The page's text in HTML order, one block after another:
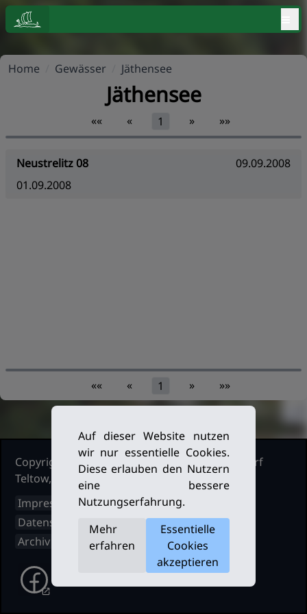
Home Gewässer Jäthensee
Jäthensee
«« « 1 » »»
Neustrelitz 08
09.09.2008
01.09.2008
«« « 1 » »»
Copyright Ruderclub Kleinmachnow Stahnsdorf
Teltow, 2026. Alle Rechte vorbehalten.
Impressum
Datenschutz
Archiv
Auf dieser Website nutzen
wir nur essentielle Cookies.
Diese erlauben den Nutzern
eine bessere
Nutzungserfahrung.
Mehr
erfahren
Essentielle
Cookies
akzeptieren